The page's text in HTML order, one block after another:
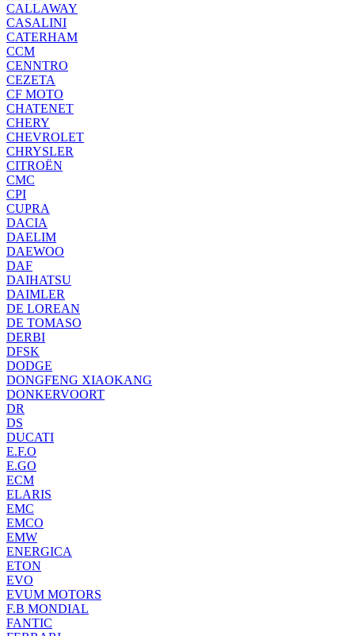
CALLAWAY
CASALINI
CATERHAM
CCM
CENNTRO
CEZETA
CF MOTO
CHATENET
CHERY
CHEVROLET
CHRYSLER
CITROËN
CMC
CPI
CUPRA
DACIA
DAELIM
DAEWOO
DAF
DAIHATSU
DAIMLER
DE LOREAN
DE TOMASO
DERBI
DFSK
DODGE
DONGFENG XIAOKANG
DONKERVOORT
DR
DS
DUCATI
E.F.O
E.GO
ECM
ELARIS
EMC
EMCO
EMW
ENERGICA
ETON
EVO
EVUM MOTORS
F.B MONDIAL
FANTIC